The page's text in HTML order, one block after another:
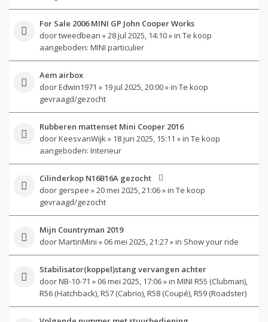
For Sale 2006 MINI GP John Cooper Works
doortweedbean » 28 jul 2025, 14:10 » in Te koop
aangeboden: MINI particulier
Aem airbox
doorEdwin1971 » 19 jul 2025, 20:00 » in Te koop
gevraagd/gezocht
Rubberen mattenset Mini Cooper 2016
doorKeesvanWijk » 18 jun 2025, 15:11 » in Te koop
aangeboden: Interieur
Cilinderkop N16B16A gezocht
door gerspee » 20 mei 2025, 21:06 » in Te koop
gevraagd/gezocht
Mijn Countryman 2019
doorMartinMini » 06 mei 2025, 21:27 » in Show your ride
Stabilisator(koppel)stang vervangen achter
doorNB-10-71 » 06 mei 2025, 17:06 » in MINI R55 (Clubman),
R56 (Hatchback), R57 (Cabrio), R58 (Coupé), R59 (Roadster)